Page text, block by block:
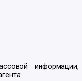
информации,